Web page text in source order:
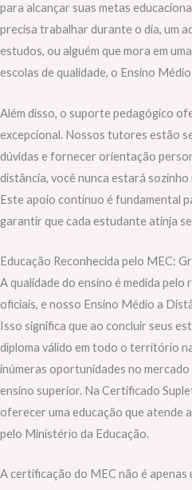
para alcançar suas metas
precisa trabalhar durante o dia, um
estudos, ou alguém que mora em
escolas de qualidade, o Ensino
Além disso, o suporte pedagógico
excepcional. Nossos tutores estão
dúvidas e fornecer orientação
distância, você nunca estará
Este apoio contínuo é fundamental
garantir que cada estudante atinja
Educação Reconhecida pelo MEC:
A qualidade do ensino é medida
oficiais, e nosso Ensino Médio a
Isso significa que ao concluir seus
diploma válido em todo o território
inúmeras oportunidades no
ensino superior. Na Certificado
oferecer uma educação que atende
pelo Ministério da Educação.
A certificação do MEC não é apenas